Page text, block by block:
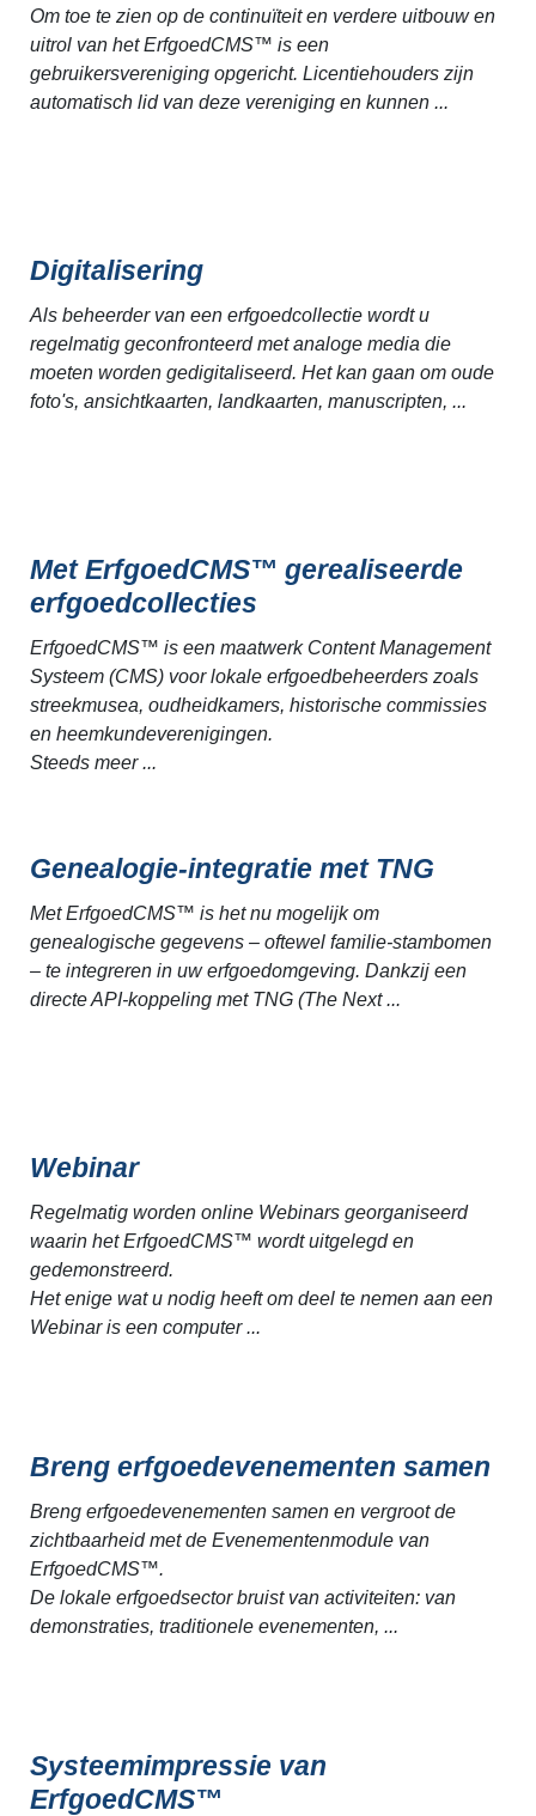
Om toe te zien op de continuïteit en verdere uitbouw en
uitrol van het ErfgoedCMS™ is een
gebruikersvereniging opgericht. Licentiehouders zijn
automatisch lid van deze vereniging en kunnen ...
Digitalisering
Als beheerder van een erfgoedcollectie wordt u
regelmatig geconfronteerd met analoge media die
moeten worden gedigitaliseerd. Het kan gaan om oude
foto's, ansichtkaarten, landkaarten, manuscripten, ...
Met ErfgoedCMS™ gerealiseerde
erfgoedcollecties
ErfgoedCMS™ is een maatwerk Content Management
Systeem (CMS) voor lokale erfgoedbeheerders zoals
streekmusea, oudheidkamers, historische commissies
en heemkundeverenigingen.
Steeds meer ...
Genealogie-integratie met TNG
Met ErfgoedCMS™ is het nu mogelijk om
genealogische gegevens – oftewel familie-stambomen
– te integreren in uw erfgoedomgeving. Dankzij een
directe API-koppeling met TNG (The Next ...
Webinar
Regelmatig worden online Webinars georganiseerd
waarin het ErfgoedCMS™ wordt uitgelegd en
gedemonstreerd.
Het enige wat u nodig heeft om deel te nemen aan een
Webinar is een computer ...
Breng erfgoedevenementen samen
Breng erfgoedevenementen samen en vergroot de
zichtbaarheid met de Evenementenmodule van
ErfgoedCMS™.
De lokale erfgoedsector bruist van activiteiten: van
demonstraties, traditionele evenementen, ...
Systeemimpressie van
ErfgoedCMS™